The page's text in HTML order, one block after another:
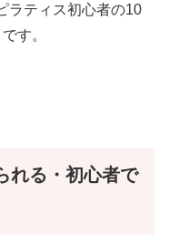
ラティス初心者の10
す。
れる・初心者で